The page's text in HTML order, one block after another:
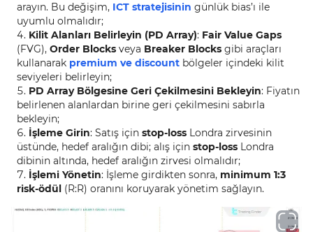
arayın. Bu değişim, ICT stratejisinin günlük bias’ı ile
uyumlu olmalıdır;
Kilit Alanları Belirleyin (PD Array): Fair Value Gaps
(FVG), Order Blocks veya Breaker Blocks gibi araçları
kullanarak premium ve discount bölgeler içindeki kilit
seviyeleri belirleyin;
PD Array Bölgesine Geri Çekilmesini Bekleyin: Fiyatın
belirlenen alanlardan birine geri çekilmesini sabırla
bekleyin;
İşleme Girin: Satış için stop-loss Londra zirvesinin
üstünde, hedef aralığın dibi; alış için stop-loss Londra
dibinin altında, hedef aralığın zirvesi olmalıdır;
İşlemi Yönetin: İşleme girdikten sonra, minimum 1:3
risk-ödül (R:R) oranını koruyarak yönetim sağlayın.